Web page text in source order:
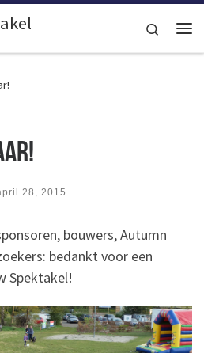
Search
28, 2015
bouwers, Autumn
bedankt voor een
Spektakel!